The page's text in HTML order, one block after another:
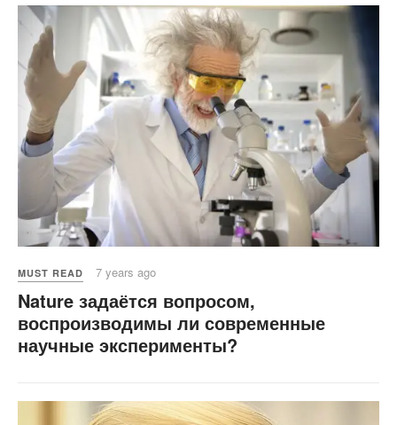
MUST READ 7 years ago
Nature задаётся вопросом,
воспроизводимы ли современные
научные эксперименты?